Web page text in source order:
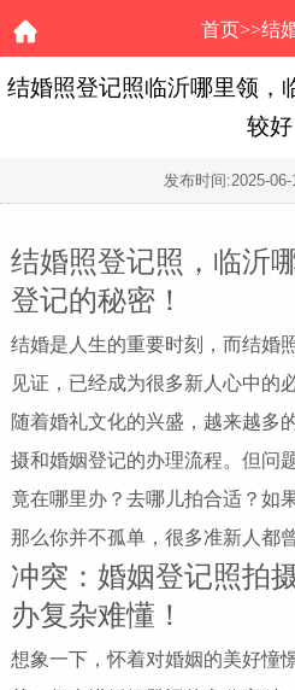
首页>>结
结婚照登记照临沂哪里领，
较好
发布时间:2025-06-
结婚照登记照，临沂
登记的秘密！
结婚是人生的重要时刻，而结婚
见证，已经成为很多新人心中的
随着婚礼文化的兴盛，越来越多
摄和婚姻登记的办理流程。但问
竟在哪里办？去哪儿拍合适？如
那么你并不孤单，很多准新人都
冲突：婚姻登记照拍
办复杂难懂！
想象一下，怀着对婚姻的美好憧